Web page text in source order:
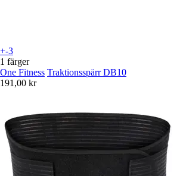
+-3
1 färger
One Fitness Traktionsspärr DB10
191,00 kr